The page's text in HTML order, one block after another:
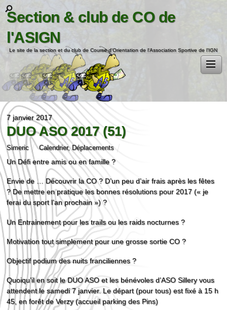
Section & club de CO de
l'ASIGN
Le site de la section et du club de Course d'Orientation de l'Association Sportive de l'IGN
7 janvier 2017
DUO ASO 2017 (51)
Simeric Calendrier,Déplacements
Un Défi entre amis ou en famille ?
Envie de … Découvrir la CO ? D’un peu d’air frais après les fêtes
? De mettre en pratique les bonnes résolutions pour 2017 (« je
ferai du sport l’an prochain ») ?
Un Entrainement pour les trails ou les raids nocturnes ?
Motivation tout simplement pour une grosse sortie CO ?
Objectif podium des nuits franciliennes ?
Quoiqu’il en soit le DUO ASO et les bénévoles d’ASO Sillery vous
attendent le samedi 7 janvier. Le départ (pour tous) est fixé à 15 h
45, en forêt de Verzy (accueil parking des Pins)